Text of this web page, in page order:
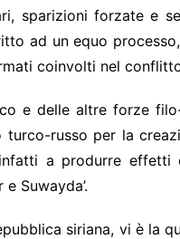
sparizioni forzate e
ad un equo
coinvolti nel
e delle altre forze
turco-russo per la
a produrre
Suwayda’.
siriana, vi è la